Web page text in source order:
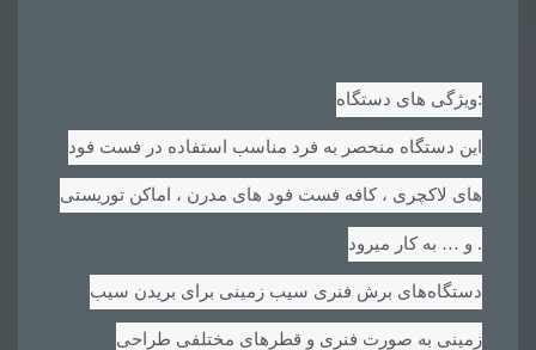
ویژگی های دستگاه:
این دستگاه منحصر به فرد مناسب استفاده در فست فود
های لاکچری ، کافه فست فود های مدرن ، اماکن توریستی
و … به کار میرود .
دستگاه‌های برش فنری سیب زمینی برای بریدن سیب
زمینی به صورت فنری و قطرهای مختلفی طراحی